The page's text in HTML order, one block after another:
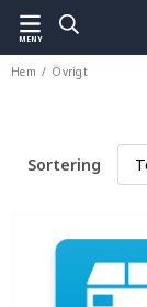
MENY
Hem / Övrigt
Sortering